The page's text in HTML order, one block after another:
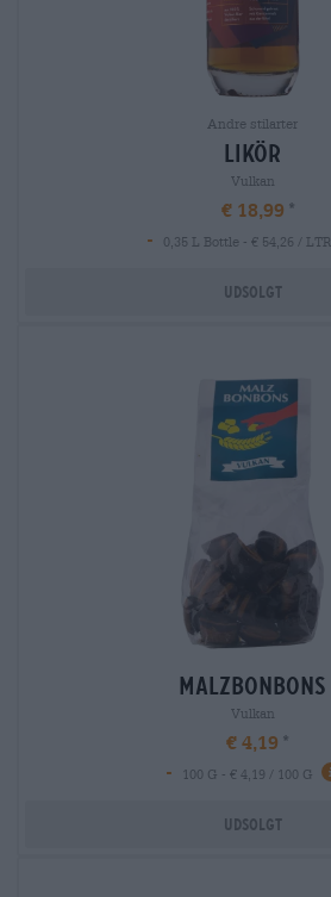
Andre stilarter
likör
Vulkan
€ 18,99
-
0,35 L Bottle - € 54,26 / LTR
Udsolgt
malzbonbons
Vulkan
€ 4,19
-
100 G - € 4,19 / 100 G
Udsolgt